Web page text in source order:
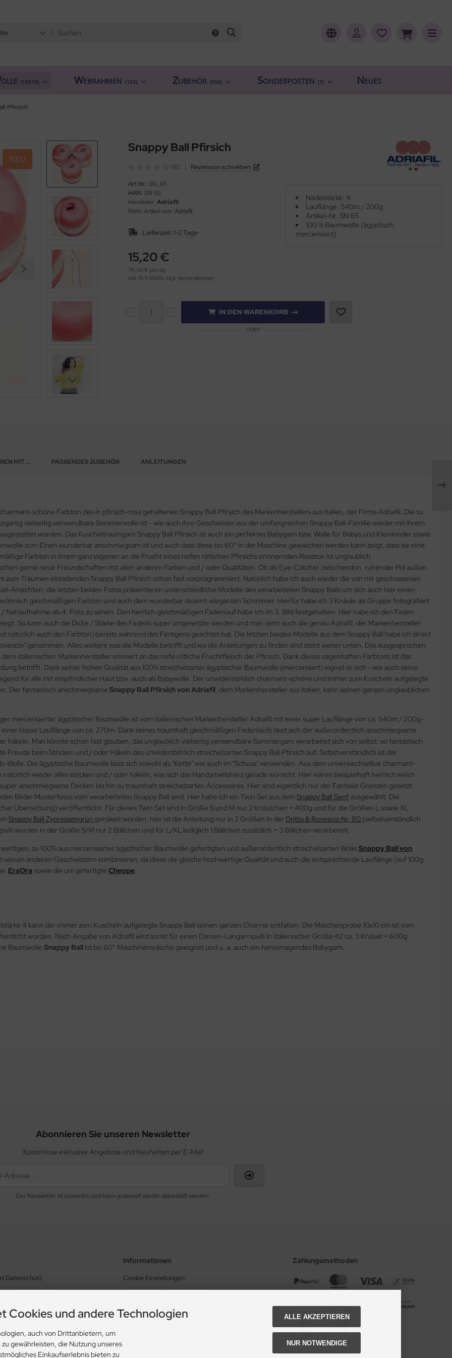
(18919) Webrahmen (150) Zubehör (556) Sonderposten (7) Neues
Pfirsich
Snappy Ball Pfirsich
(0) Rezension schreiben
Art.Nr.: SN_65
HAN: SN 65
Hersteller: Adriafil
Mehr Artikel von: Adriafil
Lieferzeit: 1-2 Tage
15,20 €
76,00 € pro kg
inkl. 19 % MwSt. zzgl. Versandkosten
Nadelstärke: 4
Lauflänge: 540m / 200g
Artikel-Nr. SN 65
100 % Baumwolle (ägyptisch,
mercerisiert)
NEU
IN DEN WARENKORB
ODER
MIT ... PASSENDES ZUBEHÖR ANLEITUNGEN
schöne Farbton des in pfirsich-rosa gehaltenen Snappy Ball Pfirsich des Markenherstellers aus Italien, der Firma Adriafil. Die zu
vielseitig verwendbare Sommerwolle ist - wie auch ihre Geschwister aus der umfangreichen Snappy Ball-Familie wieder mit ihrem
worden. Das Kuscheltraumgarn Snappy Ball Pfirsich ist auch ein perfektes Babygarn bzw. Wolle für Babys und Kleinkinder sowie
zum Einen wunderbar anschmiegsam ist und auch dass diese bis 60° in der Maschine gewaschen werden kann zeigt, dass sie eine
Farbton in ihrem ganz eigenen an die Frucht eines reifen rötlichen Pfirsichs erinnernden Rosaton ist unglaublich
gerne neue Freundschaften mit allen anderen Farben und / oder Qualitäten. Ob als Eye-Catcher zwischendrin, ruhender Pol außen
Träumen einladenden Snappy Ball Pfirsich schon fast vorprogrammiert. Natürlich habe ich auch wieder die von mir geschossenen
Ansichten; die letzten beiden Fotos präsentieren unterschiedliche Modelle des verarbeiteten Snappy Balls um sich auch hier einen
gleichmäßigen Farbton und auch dem wunderbar dezent-eleganten Schimmer. Hierfür habe ich 3 Knäule als Gruppe fotografiert.
Nahaufnahme als 4. Foto zu sehen. Den herrlich gleichmäßigen Fadenlauf habe ich im 3. Bild festgehalten. Hier habe ich den Faden
So kann auch die Dicke / Stärke des Fadens super umgesetzte werden und man sieht auch die genau Adriafil, der Markenhersteller
natürlich auch den Farbton) bereits während des Fertigens geachtet hat. Die letzten beiden Modelle aus dem Snappy Ball habe ich direkt
genommen. Alles weitere was die Modelle betrifft und wo die Anleitungen zu finden sind steht weiter unten. Das ausgesprochen
, dem italienischen Markenhersteller erinnert an das reife rötliche Fruchtfleisch der Pfirsich. Dank dieses sagenhaften Farbtons ist das
betrifft. Dank seiner hohen Qualität aus 100% streichelzarter ägyptischer Baumwolle (mercerisiert) eignet er sich - wie auch seine
für alle mit empfindlicher Haut bzw. auch als Babywolle. Der unwiderstehlich charmant-schöne und immer zum Kuscheln aufgelegte
Der fantastisch anschmiegsame Snappy Ball Pfirsich von Adriafil , dem Markenhersteller aus Italien, kann seinen ganzen unglaublichen
mercerisierter ägyptischer Baumwolle ist vom italienischen Markenhersteller Adriafil mit einer super Lauflänge von ca. 540m / 200g-
klasse Lauflänge von ca. 270m. Dank seines traumhaft gleichmäßigen Fadenlaufs lässt sich der außerordentlich anschmiegsame
häkeln. Man könnte schon fast glauben, das unglaublich vielseitig verwendbare Sommergarn verarbeitet sich von selbst, so fantastisch
beim Stricken und / oder Häkeln des unwiderstehlich streichelzarten Snappy Ball Pfirsich auf. Selbstverständlich ist der
Die ägyptische Baumwolle lässt sich sowohl als "Kette" wie auch im "Schuss" verwenden. Aus dem unverwechselbar charmant-
wieder alles stricken und / oder häkeln, was sich das Handarbeitsherz gerade wünscht. Hier wären beispielhaft herrlich weich
anschmiegsame Decken bis hin zu traumhaft streichelzarten Accessoires. Hier sind eigentlich nur der Fantasie Grenzen gesetzt.
Bilder Musterfotos vom verarbeiteten Snappy Ball sind. Hier habe ich ein Twin Set aus dem Snappy Ball Senf ausgewählt. Die
Übersetzung) veröffentlicht. Für dieses Twin Set sind in Größe S und M nur 2 Knäulchen = 400g und für die Größen L sowie XL
Snappy Ball Zypressengrün gehäkelt worden; hier ist die Anleitung nur in 2 Größen in der Dritto & Rovescio Nr. 80 (selbstverständlich
wurden in der Größe S/M nur 2 Bällchen und für L/XL lediglich 1 Bällchen zusätzlich = 3 Bällchen verarbeitet.
zu 100% aus mercerisierter ägyptischer Baumwolle gefertigten und außerordentlich streichelzarten Wolle Snappy Ball von
seinen anderen Geschwistern kombinieren, da diese die gleiche hochwertige Qualität und auch die entsprechende Lauflänge (auf 100g
EraOra sowie die uni gefertigte Cheope
4 kann der immer zum Kuscheln aufgelegte Snappy Ball seinen ganzen Charme entfalten. Die Maschenprobe 10x10 cm ist vom
worden. Nach Angabe von Adriafil wird somit für einen Damen-Langarmpulli in italienischer Größe 42 ca. 3 Knäuel = 600g
Baumwolle Snappy Ball ist bis 60° Maschinenwäsche geeignet und u. a. auch ein hervorragendes Babygarn.
Abonnieren Sie unseren Newsletter
Kostenlose exklusive Angebote und Neuheiten per E-Mail
Der Newsletter ist kostenlos und kann jederzeit wieder abbestellt werden.
Datenschutz
Informationen
Cookie Einstellungen
Lieferung und Versandkosten
Zahlungsarten
Zahlungsmethoden
Cookies und andere Technologien
auch von Drittanbietern, um
gewährleisten, die Nutzung unseres
Einkaufserlebnis bieten zu
ALLE AKZEPTIEREN
NUR NOTWENDIGE